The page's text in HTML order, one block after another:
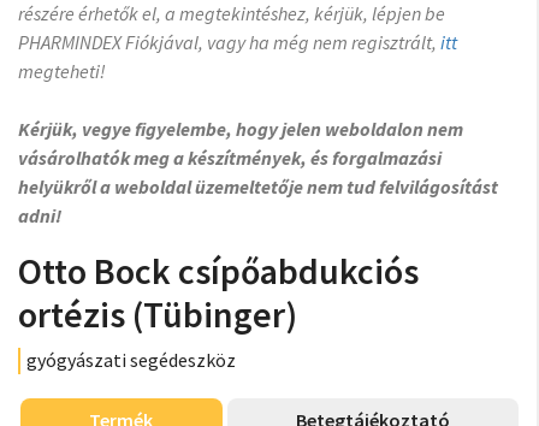
részére érhetők el, a megtekintéshez, kérjük, lépjen be
PHARMINDEX Fiókjával, vagy ha még nem regisztrált, itt
megteheti!
Kérjük, vegye figyelembe, hogy jelen weboldalon nem
vásárolhatók meg a készítmények, és forgalmazási
helyükről a weboldal üzemeltetője nem tud felvilágosítást
adni!
Otto Bock csípőabdukciós
ortézis (Tübinger)
gyógyászati segédeszköz
Termék Betegtájékoztató